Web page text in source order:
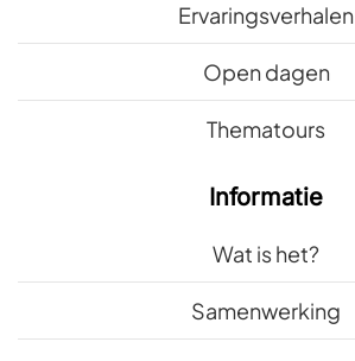
Ervaringsverhalen
Open dagen
Thematours
Informatie
Wat is het?
Samenwerking